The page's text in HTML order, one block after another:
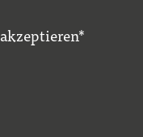
akzeptieren*